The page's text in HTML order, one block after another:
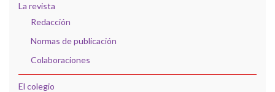
La revista
Redacción
Normas de publicación
Colaboraciones
El colegio